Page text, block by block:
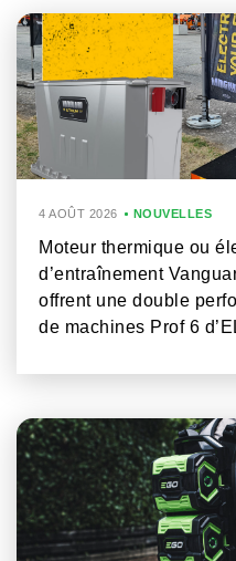
4 AOÛT 2026 NOUVELLES
Moteur thermique ou
d’entraînement
offrent une double
de machines Prof 6